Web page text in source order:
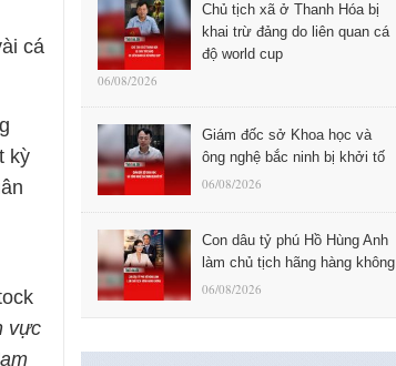
cá
kỳ
vực
Chủ tịch xã ở Thanh Hóa bị
khai trừ đảng do liên quan cá
độ world cup
06/08/2026
Giám đốc sở Khoa học và
ông nghệ bắc ninh bị khởi tố
06/08/2026
Con dâu tỷ phú Hồ Hùng Anh
làm chủ tịch hãng hàng không
06/08/2026